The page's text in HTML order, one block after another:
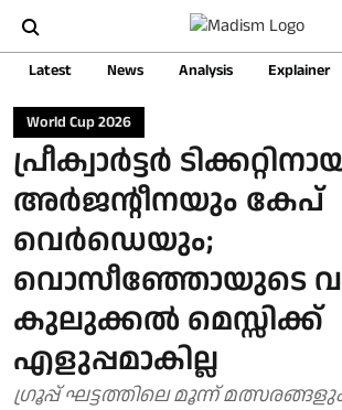
Latest News Analysis Explainer
World Cup 2026
പ്രീക്വാർട്ടർ
അർജന്റീനയും കേപ്
വെർഡെയും;
വൊസീഞ്ഞോയുടെ
കുലുക്കൽ മെസ്സിക്ക്
എളുപ്പമാകില്ല
ഗ്രൂപ്പ് ഘട്ടത്തിലെ മൂന്ന്